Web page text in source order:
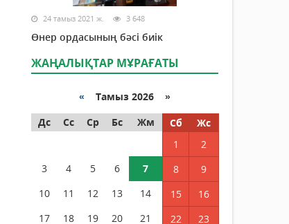
24 тамыз 2021 ж. 3 648
Өнер ордасының бәсі биік
ЖАҢАЛЫҚТАР МҰРАҒАТЫ
« Тамыз 2026 »
Дс
Сс Ср Бс Жм Сб
Жс
1
2
3
4 5 6 7 8
9
10
11 12 13 14 15
16
17
18 19 20 21 22 23